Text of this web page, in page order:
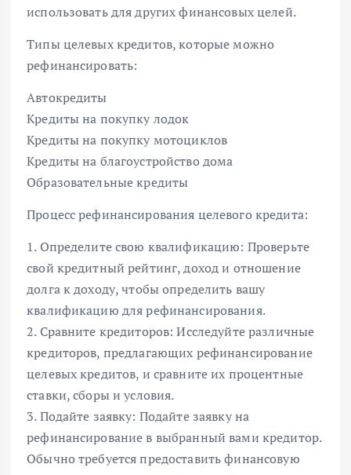
использовать для других финансовых целей.
Типы целевых кредитов, которые можно
рефинансировать:
Автокредиты
Кредиты на покупку лодок
Кредиты на покупку мотоциклов
Кредиты на благоустройство дома
Образовательные кредиты
Процесс рефинансирования целевого кредита:
1. Определите свою квалификацию: Проверьте
свой кредитный рейтинг, доход и отношение
долга к доходу, чтобы определить вашу
квалификацию для рефинансирования.
2. Сравните кредиторов: Исследуйте различные
кредиторов, предлагающих рефинансирование
целевых кредитов, и сравните их процентные
ставки, сборы и условия.
3. Подайте заявку: Подайте заявку на
рефинансирование в выбранный вами кредитор.
Обычно требуется предоставить финансовую